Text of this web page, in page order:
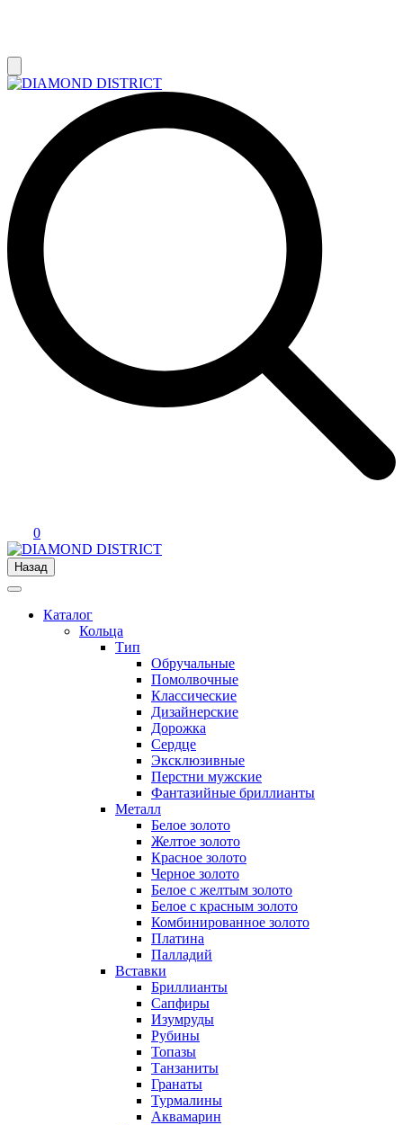
0
Назад
Каталог
Кольца
Тип
Обручальные
Помолвочные
Классические
Дизайнерские
Дорожка
Сердце
Эксклюзивные
Перстни мужские
Фантазийные бриллианты
Металл
Белое золото
Желтое золото
Красное золото
Черное золото
Белое с желтым золото
Белое с красным золото
Комбинированное золото
Платина
Палладий
Вставки
Бриллианты
Сапфиры
Изумруды
Рубины
Топазы
Танзаниты
Гранаты
Турмалины
Аквамарин